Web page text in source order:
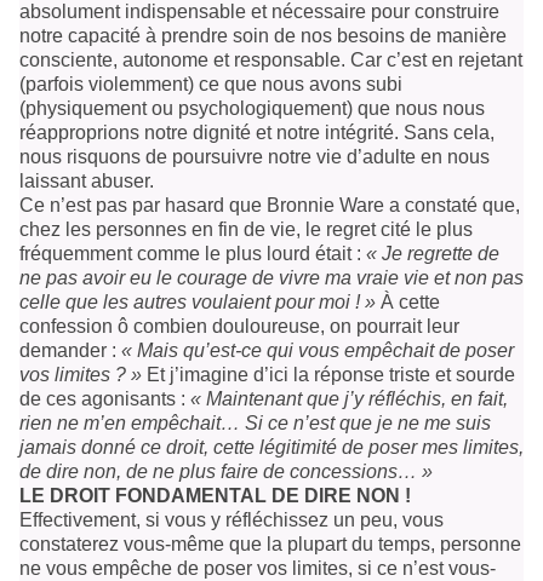
absolument indispensable et nécessaire pour construire
notre capacité à prendre soin de nos besoins de manière
consciente, autonome et responsable. Car c’est en rejetant
(parfois violemment) ce que nous avons subi
(physiquement ou psychologiquement) que nous nous
réapproprions notre dignité et notre intégrité. Sans cela,
nous risquons de poursuivre notre vie d’adulte en nous
laissant abuser.
Ce n’est pas par hasard que Bronnie Ware a constaté que,
chez les personnes en fin de vie, le regret cité le plus
fréquemment comme le plus lourd était : « Je regrette de
ne pas avoir eu le courage de vivre ma vraie vie et non pas
celle que les autres voulaient pour moi ! » À cette
confession ô combien douloureuse, on pourrait leur
demander : « Mais qu’est-ce qui vous empêchait de poser
vos limites ? » Et j’imagine d’ici la réponse triste et sourde
de ces agonisants : « Maintenant que j’y réfléchis, en fait,
rien ne m’en empêchait… Si ce n’est que je ne me suis
jamais donné ce droit, cette légitimité de poser mes limites,
de dire non, de ne plus faire de concessions… »
LE DROIT FONDAMENTAL DE DIRE NON !
Effectivement, si vous y réfléchissez un peu, vous
constaterez vous-même que la plupart du temps, personne
ne vous empêche de poser vos limites, si ce n’est vous-